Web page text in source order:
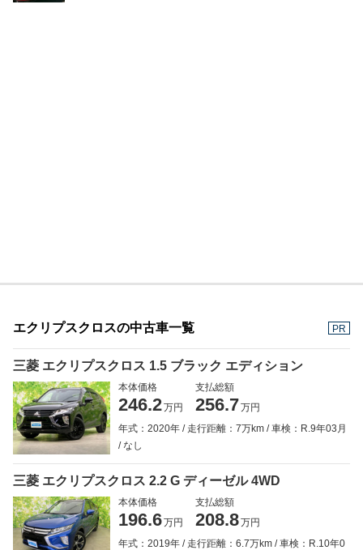
エクリプスクロスの中古車一覧 PR
三菱 エクリプスクロス 1.5 ブラック エディション
本体価格
246.2万円
支払総額
256.7万円
年式：2020年
走行距離：7万km
車検：R.9年03月
なし
三菱 エクリプスクロス 2.2 G ディーゼル 4WD
本体価格
196.6万円
支払総額
208.8万円
年式：2019年
走行距離：6.7万km
車検：R.10年0